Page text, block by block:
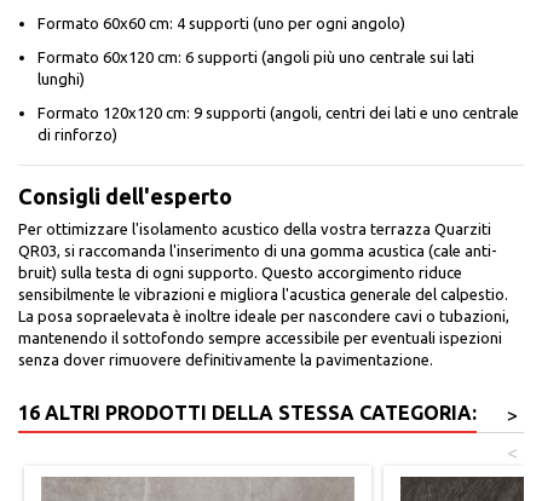
Formato 60x60 cm: 4 supporti (uno per ogni angolo)
Formato 60x120 cm: 6 supporti (angoli più uno centrale sui lati
lunghi)
Formato 120x120 cm: 9 supporti (angoli, centri dei lati e uno centrale
di rinforzo)
Consigli dell'esperto
Per ottimizzare l'isolamento acustico della vostra terrazza Quarziti
QR03, si raccomanda l'inserimento di una gomma acustica (cale anti-
bruit) sulla testa di ogni supporto. Questo accorgimento riduce
sensibilmente le vibrazioni e migliora l'acustica generale del calpestio.
La posa sopraelevata è inoltre ideale per nascondere cavi o tubazioni,
mantenendo il sottofondo sempre accessibile per eventuali ispezioni
senza dover rimuovere definitivamente la pavimentazione.
16 ALTRI PRODOTTI DELLA STESSA CATEGORIA:
>
<